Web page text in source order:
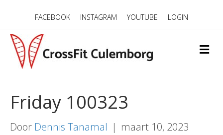
FACEBOOK INSTAGRAM YOUTUBE LOGIN
M
E
Friday 100323
Door Dennis Tanamal | maart 10, 2023